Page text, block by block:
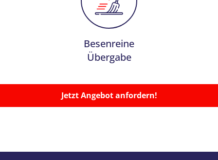
Besenreine
Übergabe
Jetzt Angebot anfordern!